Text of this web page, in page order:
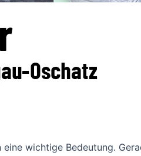
wichtige Bedeutung.